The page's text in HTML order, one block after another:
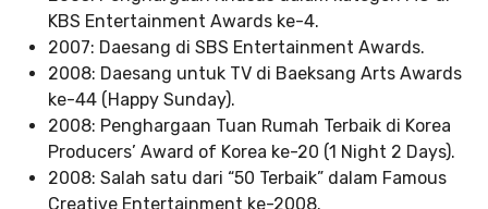
KBS Entertainment Awards ke-4.
2007: Daesang di SBS Entertainment Awards.
2008: Daesang untuk TV di Baeksang Arts Awards
ke-44 (Happy Sunday).
2008: Penghargaan Tuan Rumah Terbaik di Korea
Producers’ Award of Korea ke-20 (1 Night 2 Days).
2008: Salah satu dari “50 Terbaik” dalam Famous
Creative Entertainment ke-2008.